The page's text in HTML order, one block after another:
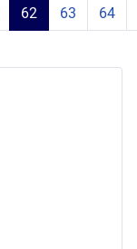
62 63 64